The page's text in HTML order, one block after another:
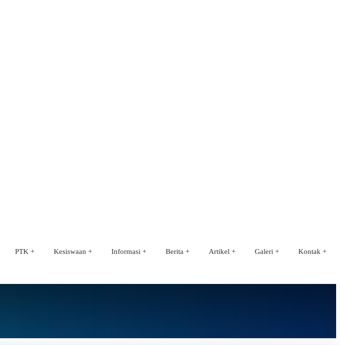
PTK Kesiswaan Informasi Berita Artikel Galeri Kontak